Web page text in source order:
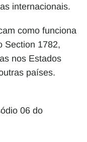
internacionais.
como funciona
Section 1782,
nos Estados
países.
06 do